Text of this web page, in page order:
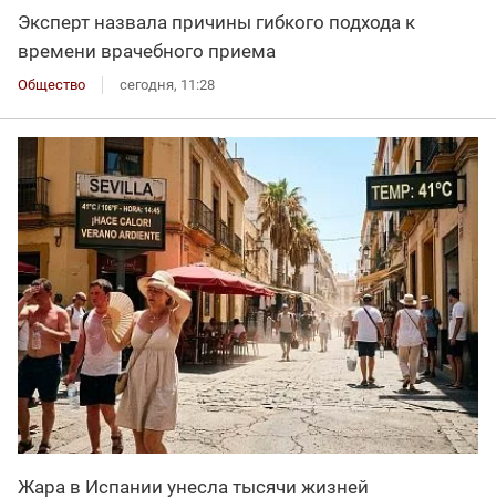
Эксперт назвала причины гибкого подхода к
времени врачебного приема
Общество сегодня, 11:28
Жара в Испании унесла тысячи жизней